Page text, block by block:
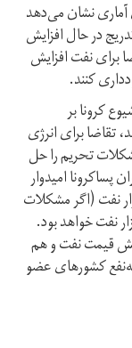
آماری نشان می‌دهد
در حال افزایش
برای نفت افزایش
کنند.
کرونا بر
تقاضا برای انرژی
تحریم را حل
پسا‌کرونا امیدوار
نفت (اگر مشکلات
نفت خواهد بود.
قیمت نفت و هم
کشورهای عضو